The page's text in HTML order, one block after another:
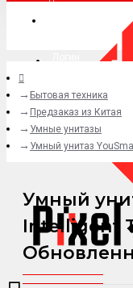
+7 (495) 015-41-41
Бытовая техника
Предзаказ из Китая
Умные унитазы
Умный унитаз
Умный
Intelligent